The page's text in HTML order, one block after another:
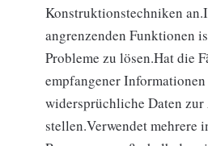
Konstruktionstechniken
angrenzenden Funktionen
Probleme zu lösen.Hat die
empfangener
widersprüchliche Daten zur
stellen.Verwendet mehrere